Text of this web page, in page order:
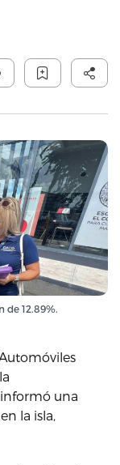
de 12.89%.
una
la isla,